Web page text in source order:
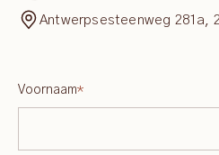
Antwerpsesteenweg 281a,
Voornaam*